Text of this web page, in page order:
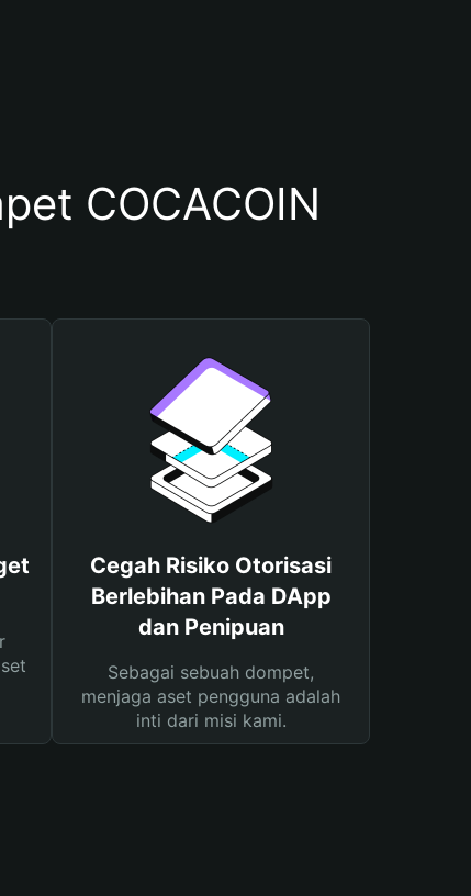
COCACOIN
Cegah Risiko Otorisasi
Berlebihan Pada DApp
dan Penipuan
Sebagai sebuah dompet,
menjaga aset pengguna adalah
inti dari misi kami.